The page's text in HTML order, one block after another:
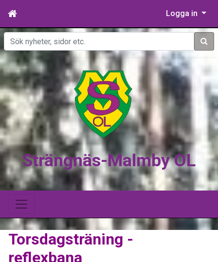
Logga in
Sök
Strängnäs-Malmby OL
Torsdagsträning -
reflexbana